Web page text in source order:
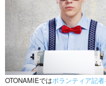
OTONAMIEではボランティア記